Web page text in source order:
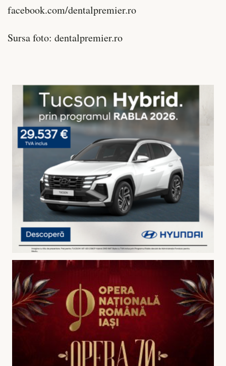
facebook.com/dentalpremier.ro
Sursa foto: dentalpremier.ro